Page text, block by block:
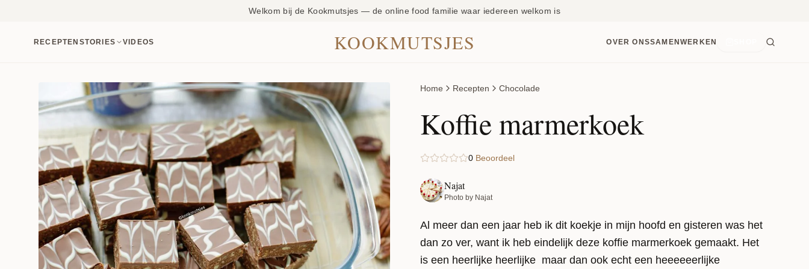
Welkom bij de Kookmutsjes — de online food familie waar iedereen welkom is
RECEPTEN STORIES VIDEOS KOOKMUTSJES OVER ONSSAMENWERKEN
Home Recepten Chocolade
Koffie marmerkoek
0 Beoordeel
Najat
Photo by Najat
Al meer dan een jaar heb ik dit koekje in mijn hoofd en gisteren was het
dan zo ver, want ik heb eindelijk deze koffie marmerkoek gemaakt. Het
is een heerlijke heerlijke maar dan ook echt een heeeeeerlijke